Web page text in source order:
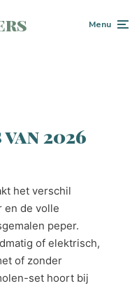
Menu
2026
het verschil
en de volle
peper.
of elektrisch,
of zonder
set hoort bij